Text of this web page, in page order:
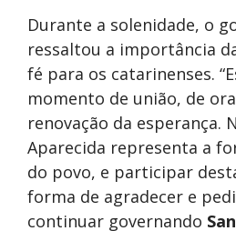
Durante a solenidade, o
ressaltou a importância
fé para os catarinenses.
momento de união, de
renovação da esperança.
Aparecida representa a
do povo, e participar
forma de agradecer e
continuar governando